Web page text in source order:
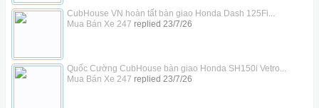
CubHouse VN hoàn tất bàn giao Honda Dash 125Fi...
Mua Bán Xe 247 replied 23/7/26
Quốc Cường CubHouse bàn giao Honda SH150i Vetro...
Mua Bán Xe 247 replied 23/7/26